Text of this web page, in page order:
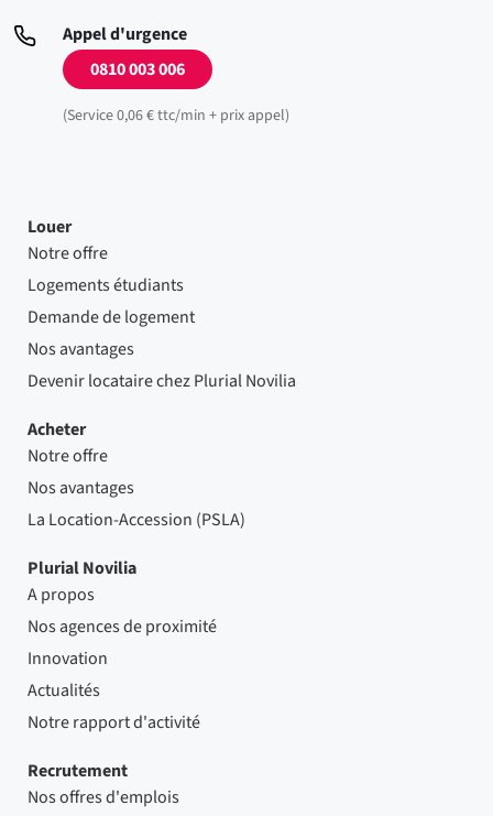
Appel d'urgence
0810 003 006
(Service 0,06 € ttc/min + prix appel)
Louer
Notre offre
Logements étudiants
Demande de logement
Nos avantages
Devenir locataire chez Plurial Novilia
Acheter
Notre offre
Nos avantages
La Location-Accession (PSLA)
Plurial Novilia
A propos
Nos agences de proximité
Innovation
Actualités
Notre rapport d'activité
Recrutement
Nos offres d'emplois